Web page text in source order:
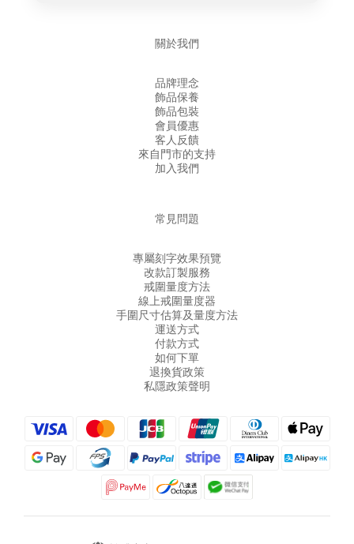
關於我們
品牌理念
飾品保養
飾品包裝
會員優惠
客人反饋
來自門市的支持
加入我們
常見問題
專屬刻字效果預覽
改款訂製服務
戒圍量度方法
線上戒圍量度器
手圍尺寸估算及量度方法
運送方式
付款方式
如何下單
退換貨政策
私隱政策聲明